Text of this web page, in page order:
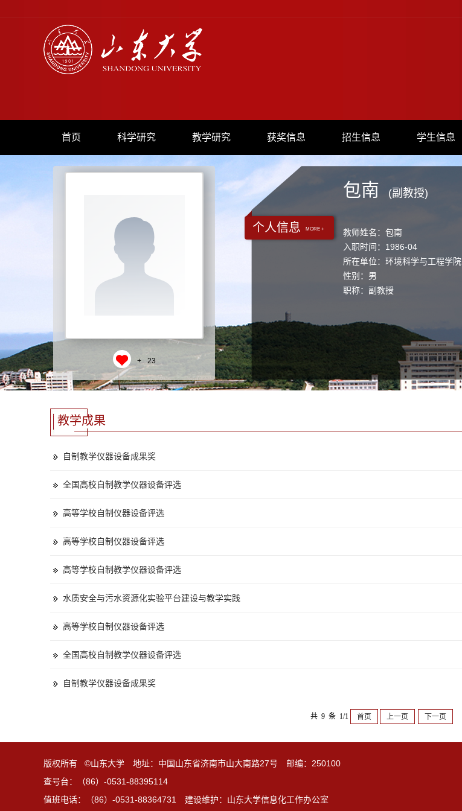
首页 科学研究 教学研究 获奖信息 招生信息 学生信息
+ 23
个人信息 MORE +
包南 (副教授)
教师姓名：包南
入职时间：1986-04
所在单位：环境科学与工程学院
性别：男
职称：副教授
教学成果
自制教学仪器设备成果奖
全国高校自制教学仪器设备评选
高等学校自制仪器设备评选
高等学校自制仪器设备评选
高等学校自制教学仪器设备评选
水质安全与污水资源化实验平台建设与教学实践
高等学校自制仪器设备评选
全国高校自制教学仪器设备评选
自制教学仪器设备成果奖
共 9 条 1/1 首页 上一页 下一页
版权所有 ©山东大学 地址：中国山东省济南市山大南路27号 邮编：250100
查号台：（86）-0531-88395114
值班电话：（86）-0531-88364731 建设维护：山东大学信息化工作办公室